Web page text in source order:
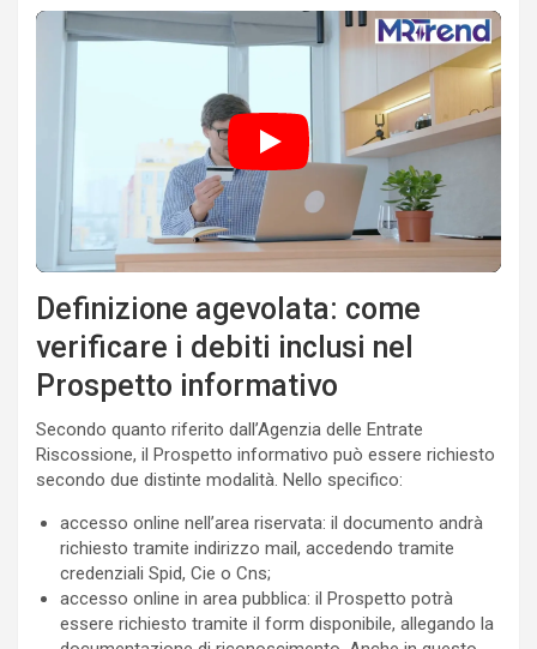
Definizione agevolata: come
verificare i debiti inclusi nel
Prospetto informativo
Secondo quanto riferito dall’Agenzia delle Entrate
Riscossione, il Prospetto informativo può essere richiesto
secondo due distinte modalità. Nello specifico:
accesso online nell’area riservata: il documento andrà
richiesto tramite indirizzo mail, accedendo tramite
credenziali Spid, Cie o Cns;
accesso online in area pubblica: il Prospetto potrà
essere richiesto tramite il form disponibile, allegando la